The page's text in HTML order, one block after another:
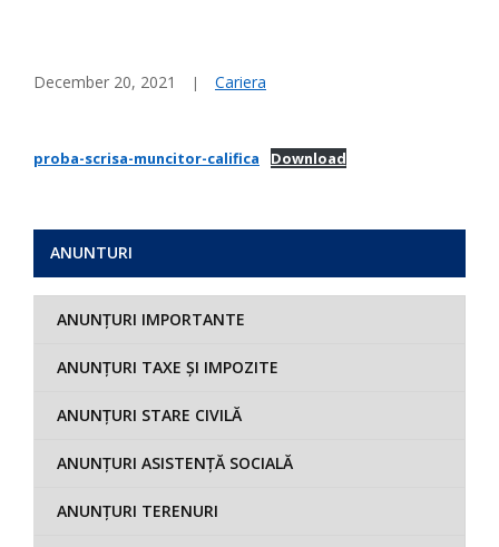
December 20, 2021 Cariera
proba-scrisa-muncitor-califica Download
ANUNTURI
ANUNȚURI IMPORTANTE
ANUNȚURI TAXE ȘI IMPOZITE
ANUNȚURI STARE CIVILĂ
ANUNȚURI ASISTENȚĂ SOCIALĂ
ANUNȚURI TERENURI